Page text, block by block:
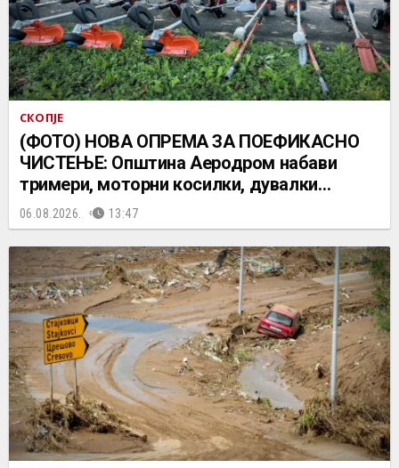
СКОПЈЕ
(ФОТО) НОВА ОПРЕМА ЗА ПОЕФИКАСНО
ЧИСТЕЊЕ: Општина Аеродром набави
тримери, моторни косилки, дувалки…
06.08.2026. 13:47